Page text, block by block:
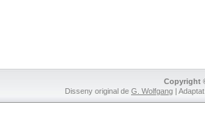
Copyright
Disseny original de G. Wolfgang |